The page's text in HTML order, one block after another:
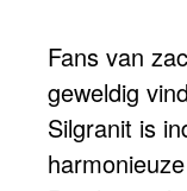
Fans van
geweldig
Silgranit is